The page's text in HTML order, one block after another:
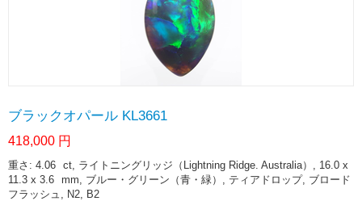
ブラックオパール KL3661
418,000 円
重さ: 4.06 ct, ライトニングリッジ（Lightning Ridge. Australia）, 16.0 x
11.3 x 3.6 mm, ブルー・グリーン（青・緑）, ティアドロップ, ブロード
フラッシュ, N2, B2